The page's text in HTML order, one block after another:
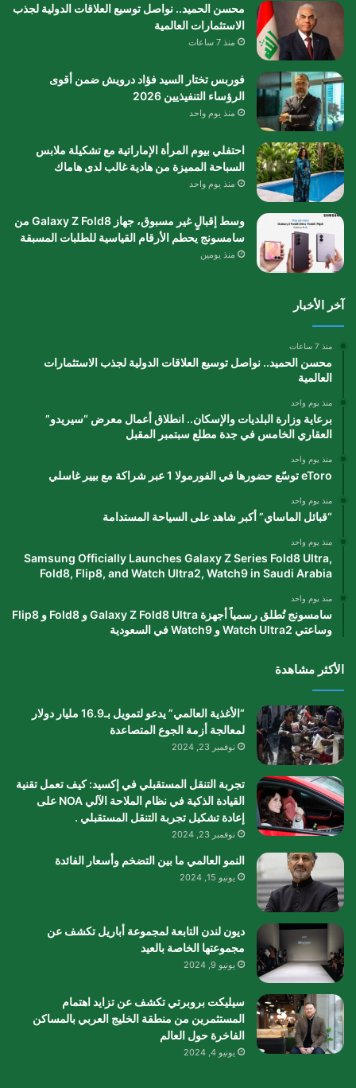
محسن الحميد.. نواصل توسيع العلاقات الدولية لجذب
الاستثمارات العالمية
منذ 7 ساعات
فوربس تختار السيد فؤاد درويش ضمن أقوى
الرؤساء التنفيذيين 2026
منذ يوم واحد
احتفلي بيوم المرأة الإماراتية مع تشكيلة ملابس
السباحة المميزة من هادية غالب لدى هاماك
منذ يوم واحد
وسط إقبالٍ غير مسبوق، جهاز Galaxy Z Fold8 من
سامسونج يحطم الأرقام القياسية للطلبات المسبقة
منذ يومين
آخر الأخبار
منذ 7 ساعات
محسن الحميد.. نواصل توسيع العلاقات الدولية لجذب الاستثمارات
العالمية
منذ يوم واحد
برعاية وزارة البلديات والإسكان.. انطلاق أعمال معرض “سيريدو”
العقاري الخامس في جدة مطلع سبتمبر المقبل
منذ يوم واحد
eToro توسّع حضورها في الفورمولا 1 عبر شراكة مع بيير غاسلي
منذ يوم واحد
“قبائل الماساي” أكبر شاهد على السياحة المستدامة
منذ يوم واحد
Samsung Officially Launches Galaxy Z Series Fold8 Ultra,
Fold8, Flip8, and Watch Ultra2, Watch9 in Saudi Arabia
منذ يوم واحد
سامسونج تُطلق رسمياً أجهزة Galaxy Z Fold8 Ultra و Fold8 و Flip8
وساعتي Watch Ultra2 و Watch9 في السعودية
الأكثر مشاهدة
“الأغذية العالمي” يدعو لتمويل بـ16.9 مليار دولار
لمعالجة أزمة الجوع المتصاعدة
نوفمبر 23, 2024
تجربة التنقل المستقبلي في إكسيد: كيف تعمل تقنية
القيادة الذكية في نظام الملاحة الآلي NOA على
إعادة تشكيل تجربة التنقل المستقبلي .
نوفمبر 23, 2024
النمو العالمي ما بين التضخم وأسعار الفائدة
يونيو 15, 2024
ديون لندن التابعة لمجموعة أباريل تكشف عن
مجموعتها الخاصة بالعيد
يونيو 9, 2024
سيليكت بروبرتي تكشف عن تزايد اهتمام
المستثمرين من منطقة الخليج العربي بالمساكن
الفاخرة حول العالم
يونيو 4, 2024